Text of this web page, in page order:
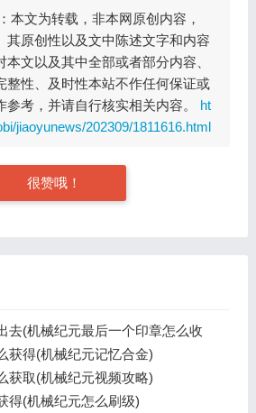
本文为转载，非本网原创内容，
其原创性以及文中陈述文字和内容
文以及其中全部或者部分内容、
整性、及时性本站不作任何保证或
参考，并请自行核实相关内容。 ht
jiaoyunews/202309/1811616.html
很赞哦！
去(机械纪元最后一个印章怎么收
获得(机械纪元记忆合金)
获取(机械纪元视频攻略)
得(机械纪元怎么刷级)